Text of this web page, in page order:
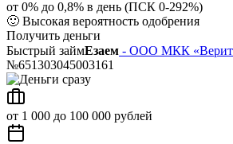
от 0% до 0,8% в день (ПСК 0-292%)
🙂 Высокая вероятность одобрения
Получить деньги
Быстрый займЕзаем - ООО МКК
№651303045003161
от 1 000 до 100 000 рублей